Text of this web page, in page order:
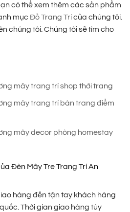
có thể xem thêm các sản phẩm
mục Đồ Trang Trícủa chúng tôi.
chúng tôi. Chúng tôi sẽ tìm cho
mây trang trí shop thời trang
mây trang trí bàn trang điểm
mây decor phòng homestay
Đèn Mây Tre Trang Trí An
hàng đến tận tay khách hàng
Thời gian giao hàng tùy